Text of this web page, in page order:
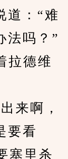
道：“难
法吗？”
德维
来啊，
要看
塞里杀